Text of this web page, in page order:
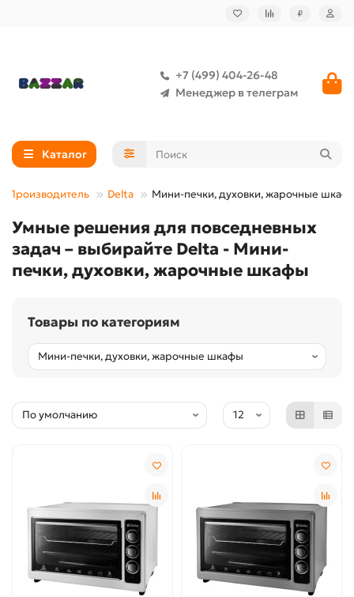
₽
+7 (499) 404-26-48
Менеджер в телеграм
Каталог
Производитель Delta Мини-печки, духовки, жарочные
Умные решения для повседневных
задач – выбирайте Delta - Мини-
печки, духовки, жарочные шкафы
Товары по категориям